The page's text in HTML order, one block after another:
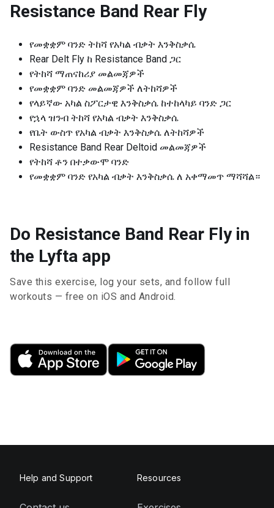
Resistance Band Rear Fly
የመቋቋም ባንድ ትከሻ የአካል ብቃት እንቅስቃሴ
Rear Delt Fly ከ Resistance Band ጋር
የትከሻ ማጠናከሪያ መልመጃዎች
የመቋቋም ባንድ መልመጃዎች ለትከሻዎች
የላይኛው አካል ስፖርታዊ እንቅስቃሴ ከተከላካይ ባንድ ጋር
የኋላ ዝንብ ትከሻ የአካል ብቃት እንቅስቃሴ
የቤት ውስጥ የአካል ብቃት እንቅስቃሴ ለትከሻዎች
Resistance Band Rear Deltoid መልመጃዎች
የትከሻ ቶን በተቃውሞ ባንድ
የመቋቋም ባንድ የአካል ብቃት እንቅስቃሴ ለ አቀማመጥ ማሻሻል።
Do Resistance Band Rear Fly in
the Lyfta app
Save this exercise, log your sets, and follow full
workouts — free on iOS and Android.
Help and Support Resources